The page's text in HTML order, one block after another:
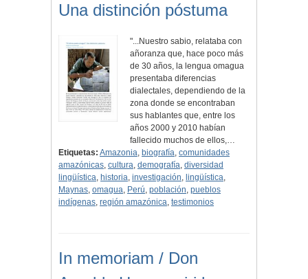
Una distinción póstuma
"...Nuestro sabio, relataba con
añoranza que, hace poco más
de 30 años, la lengua omagua
presentaba diferencias
dialectales, dependiendo de la
zona donde se encontraban
sus hablantes que, entre los
años 2000 y 2010 habían
fallecido muchos de ellos,…
Etiquetas: Amazonia, biografía, comunidades
amazónicas, cultura, demografía, diversidad
lingüística, historia, investigación, lingüística,
Maynas, omagua, Perú, población, pueblos
indígenas, región amazónica, testimonios
In memoriam / Don